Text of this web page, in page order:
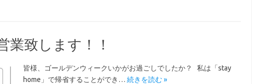
業致します！！
皆様、ゴールデンウィークいかがお過ごしでしたか？ 私は「stay
home」で帰省することができ… 続きを読む »